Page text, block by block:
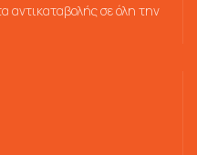
αντικαταβολής σε όλη την